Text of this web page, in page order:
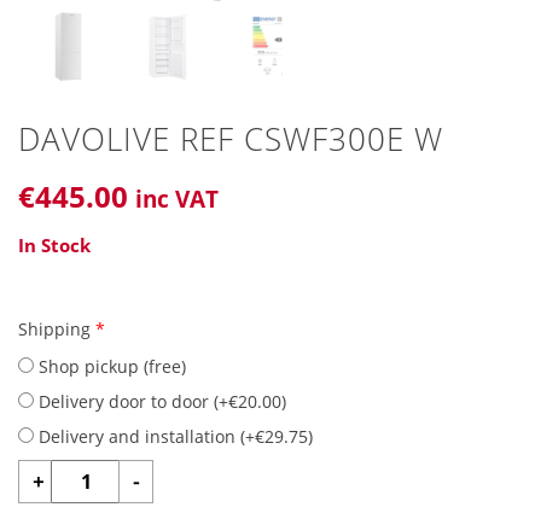
DAVOLIVE REF CSWF300E W
€445.00 inc VAT
In Stock
Shipping *
Shop pickup (free)
Delivery door to door (+€20.00)
Delivery and installation (+€29.75)
+
DAVOLIVE
REF
-